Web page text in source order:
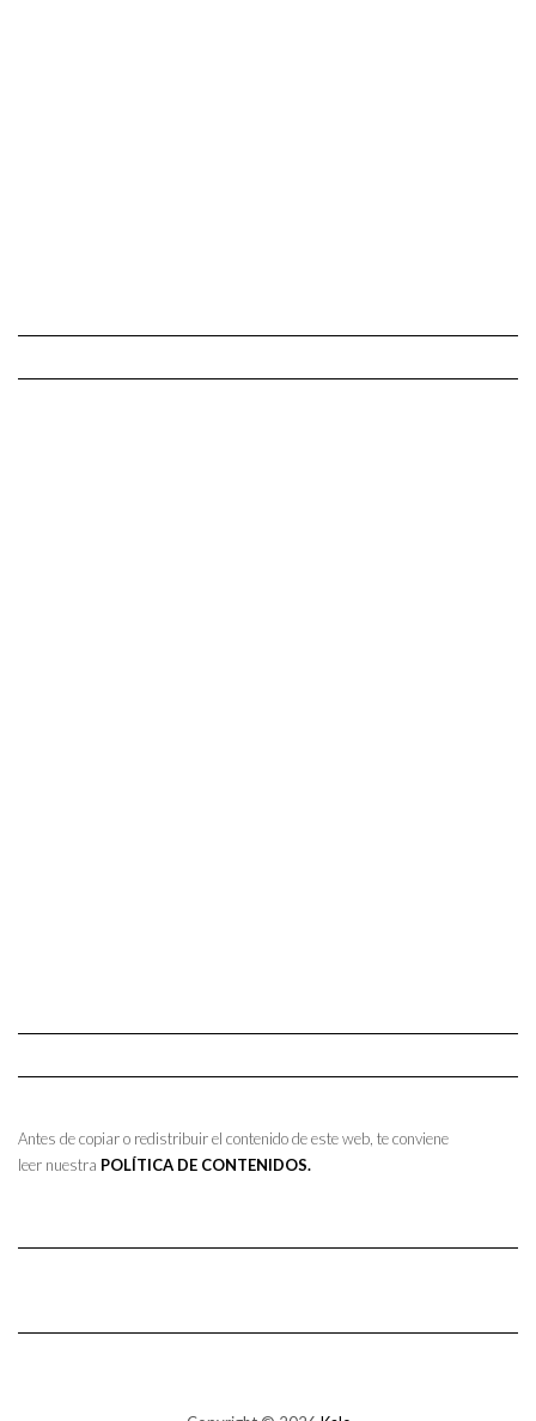
Antes de copiar o redistribuir el contenido de este web, te conviene
leer nuestra POLÍTICA DE CONTENIDOS.